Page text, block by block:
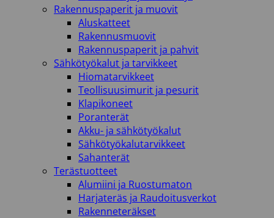
Rakennuspaperit ja muovit
Aluskatteet
Rakennusmuovit
Rakennuspaperit ja pahvit
Sähkötyökalut ja tarvikkeet
Hiomatarvikkeet
Teollisuusimurit ja pesurit
Klapikoneet
Poranterät
Akku- ja sähkötyökalut
Sähkötyökalutarvikkeet
Sahanterät
Terästuotteet
Alumiini ja Ruostumaton
Harjateräs ja Raudoitusverkot
Rakenneteräkset